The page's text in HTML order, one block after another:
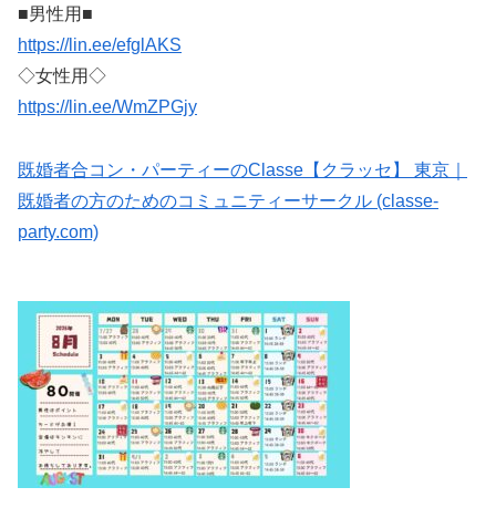
■男性用■
https://lin.ee/efglAKS
◇女性用◇
https://lin.ee/WmZPGjy
既婚者合コン・パーティーのClasse【クラッセ】 東京｜
既婚者の方のためのコミュニティーサークル (classe-
party.com)